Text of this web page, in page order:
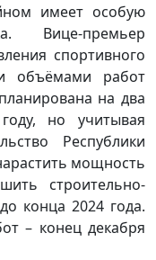
имеет особую
Вице-премьер
спортивного
объёмами работ
на два
но учитывая
Республики
мощность
строительно-
конца 2024 года.
– конец декабря